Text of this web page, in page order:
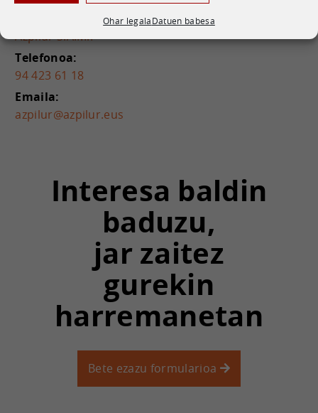
Ohar legalaDatuen babesa
Azpilur S.A.M.P
Telefonoa:
94 423 61 18
Emaila:
azpilur@azpilur.eus
Interesa baldin
baduzu,
jar zaitez
gurekin
harremanetan
Bete ezazu formularioa